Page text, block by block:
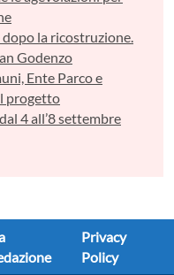
dopo la ricostruzione.
Godenzo
Ente Parco e
progetto
4 all’8 settembre
Privacy
Policy